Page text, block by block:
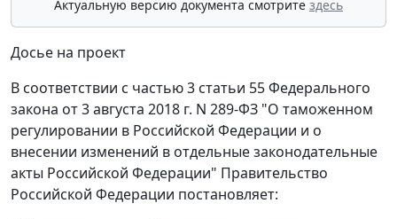
Актуальную версию документа смотрите здесь
Досье на проект
В соответствии с частью 3 статьи 55 Федерального
закона от 3 августа 2018 г. N 289-ФЗ "О таможенном
регулировании в Российской Федерации и о
внесении изменений в отдельные законодательные
акты Российской Федерации" Правительство
Российской Федерации постановляет: